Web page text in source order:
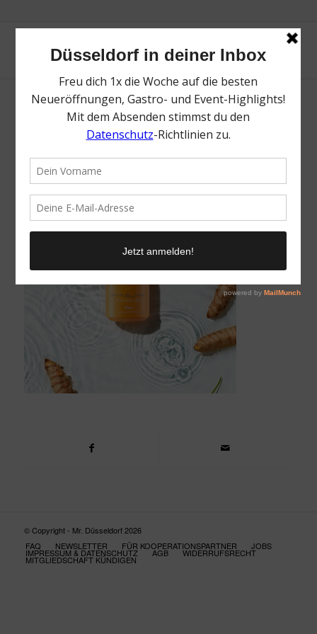
230103 Shot im Wasser (Quadratisches Bild)
4. Januar 2023 /
© Copyright - Mr. Düsseldorf 2026
FAQ
NEWSLETTER FÜR KOOPERATIONSPARTNER JOBS
IMPRESSUM & DATENSCHUTZ AGB WIDERRUFSRECHT
MITGLIEDSCHAFT KÜNDIGEN